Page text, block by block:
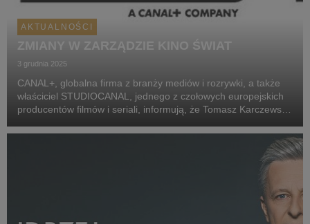
AKTUALNOŚCI
ZMIANY W ZARZĄDZIE KINO ŚWIAT
3 grudnia 2025
CANAL+, globalna firma z branży mediów i rozrywki, a także
właściciel STUDIOCANAL, jednego z czołowych europejskich
producentów filmów i seriali, informują, że Tomasz Karczewski,
stanowiska członka zarządu spółki i z ...